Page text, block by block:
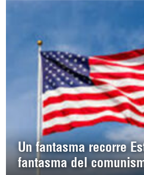
Un fantasma recorre
fantasma del